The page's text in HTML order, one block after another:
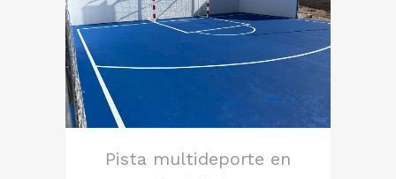
Pista multideporte en